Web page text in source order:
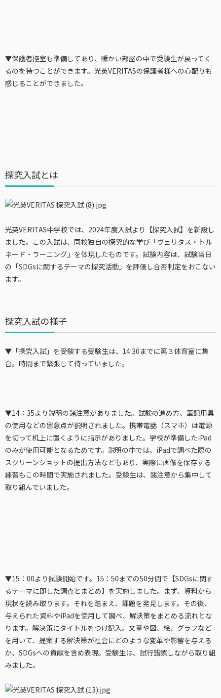
▼保護者控室も準備してあり、暖かい部屋の中で受験生が戻ってく
るのを待つことができます。光英VERITASの保護者様への心配りも
感じることができました。
探究入試とは
光英VERITAS中学校では、2024年度入試より【探究入試】を新設し
ました。この入試は、同校独自の探究的な学び「ヴェリタス・トル
ネード・ラーニング」を体現したものです。試験内容は、試験当日
の「SDGsに関するテーマの探究活動」を評価し合否判定をおこない
ます。
探究入試の様子
▼「探究入試」を受験する受験生は、14:30までに第３体育室に集
合。時間まで緊張して待っていました。
▼14：35より説明の諸注意がありました。試験の進め方、筆記用具
の使用などの留意点が説明されました。携帯電話（スマホ）は電源
を切って机上に置くように指示がありました。学校が準備したiPad
のみが使用可能となるためです。説明の中では、iPadで調べた際の
スクリーンショットの提出方法などもあり、実際に画像を保存する
練習もこの時間で実施されました。受験生は、諸注意から集中して
取り組んでいました。
▼15：00より試験開始です。15：50までの50分間で【SDGsに関す
るテーマに即した調査とまとめ】を実施しました。まず、資料から
現状を読み取ります。それを踏まえ、課題を発見します。その後、
与えられた資料やiPadを使用して調べ、解決策をまとめる流れとな
ります。解決策にタイトルをつけ記入。文章や図、絵、グラフなど
を用いて、提案する解決策が社会にどのような変革や影響を与える
か、SDGsへの貢献を含め表現。受験生は、試行錯誤しながら取り組
みました。